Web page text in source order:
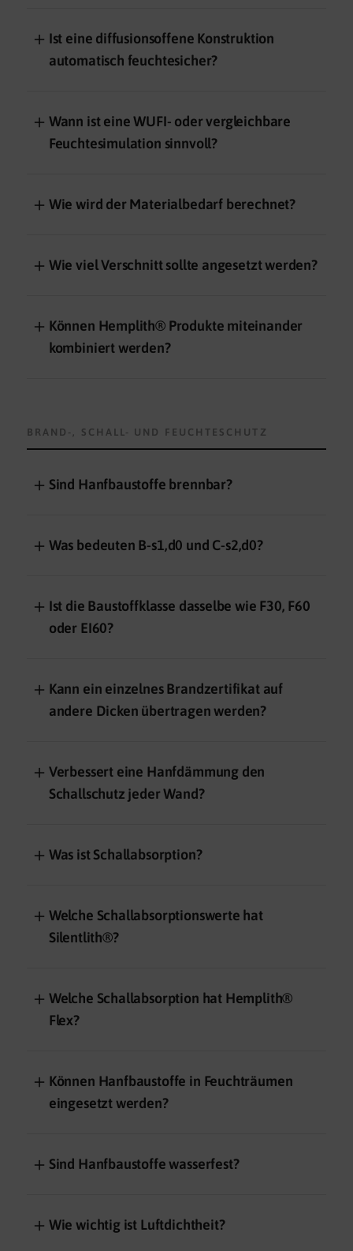
＋ Ist eine diffusionsoffene Konstruktion
automatisch feuchtesicher?
＋ Wann ist eine WUFI- oder vergleichbare
Feuchtesimulation sinnvoll?
＋ Wie wird der Materialbedarf berechnet?
＋ Wie viel Verschnitt sollte angesetzt werden?
＋ Können Hemplith® Produkte miteinander
kombiniert werden?
BRAND-, SCHALL- UND FEUCHTESCHUTZ
＋ Sind Hanfbaustoffe brennbar?
＋ Was bedeuten B-s1,d0 und C-s2,d0?
＋ Ist die Baustoffklasse dasselbe wie F30, F60
oder EI60?
＋ Kann ein einzelnes Brandzertifikat auf
andere Dicken übertragen werden?
＋ Verbessert eine Hanfdämmung den
Schallschutz jeder Wand?
＋ Was ist Schallabsorption?
＋ Welche Schallabsorptionswerte hat
Silentlith®?
＋ Welche Schallabsorption hat Hemplith®
Flex?
＋ Können Hanfbaustoffe in Feuchträumen
eingesetzt werden?
＋ Sind Hanfbaustoffe wasserfest?
＋ Wie wichtig ist Luftdichtheit?